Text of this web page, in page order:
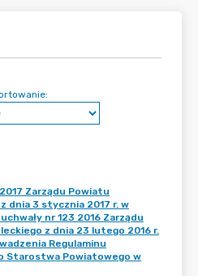
Zarządu Powiatu
dnia 3 stycznia 2017 r. w
nr 123 2016 Zarządu
z dnia 23 lutego 2016 r.
Regulaminu
Starostwa Powiatowego w